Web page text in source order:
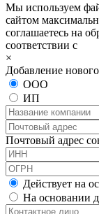
Мы используем
сайтом
соглашаетесь на
соответствии с
×
Добавление
ООО
ИП
Почтовый адрес
Действует на
На основании